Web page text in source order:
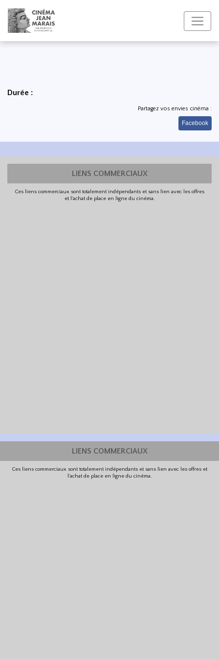
Durée :
Partagez vos envies cinéma :
Facebook
LIENS COMMERCIAUX
Ces liens commerciaux sont totalement indépendants et sans lien avec les offres
et l'achat de place en ligne du cinéma.
LIENS COMMERCIAUX
Ces liens commerciaux sont totalement indépendants et sans lien avec les offres et
l'achat de place en ligne du cinéma.